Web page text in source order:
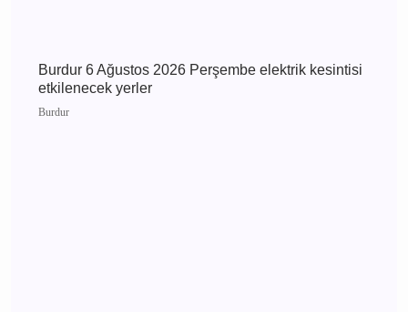
Burdur 7 Ağustos 2026 Cuma elektrik kesintisi
etkilenecek yerler
Burdur